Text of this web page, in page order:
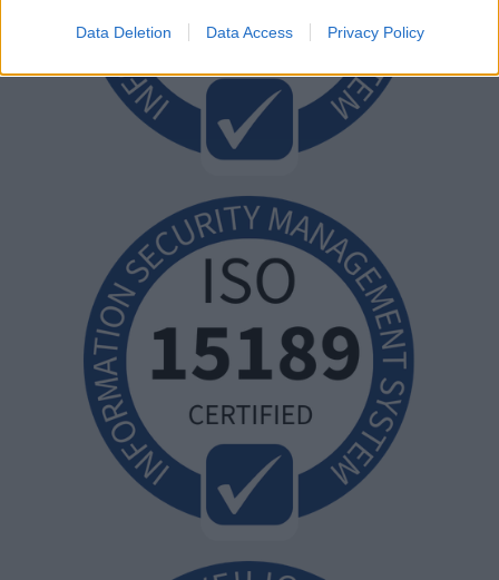
Data Deletion Data Access Privacy Policy